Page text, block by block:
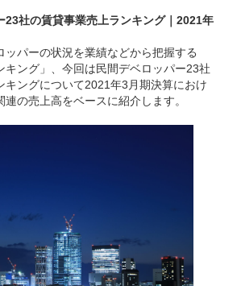
23社の賃貸事業売上ランキング｜2021年
ッパーの状況を業績などから把握する
キング」、今回は民間デベロッパー23社
キングについて2021年3月期決算におけ
の売上高をベースに紹介します。